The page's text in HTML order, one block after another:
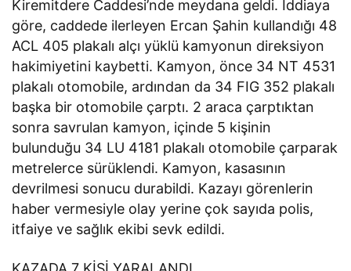
Kiremitdere Caddesi’nde meydana geldi. İddiaya
göre, caddede ilerleyen Ercan Şahin kullandığı 48
ACL 405 plakalı alçı yüklü kamyonun direksiyon
hakimiyetini kaybetti. Kamyon, önce 34 NT 4531
plakalı otomobile, ardından da 34 FIG 352 plakalı
başka bir otomobile çarptı. 2 araca çarptıktan
sonra savrulan kamyon, içinde 5 kişinin
bulunduğu 34 LU 4181 plakalı otomobile çarparak
metrelerce sürüklendi. Kamyon, kasasının
devrilmesi sonucu durabildi. Kazayı görenlerin
haber vermesiyle olay yerine çok sayıda polis,
itfaiye ve sağlık ekibi sevk edildi.